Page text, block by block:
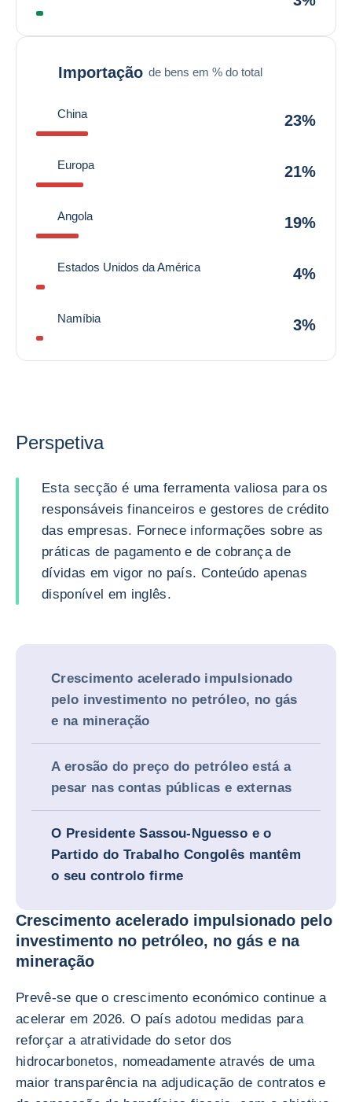
Importação de bens em % do total
China 23%
Europa 21%
Angola 19%
Estados Unidos da América 4%
Namíbia 3%
Perspetiva
Esta secção é uma ferramenta valiosa para os
responsáveis financeiros e gestores de crédito
das empresas. Fornece informações sobre as
práticas de pagamento e de cobrança de
dívidas em vigor no país. Conteúdo apenas
disponível em inglês.
Crescimento acelerado impulsionado
pelo investimento no petróleo, no gás
e na mineração
A erosão do preço do petróleo está a
pesar nas contas públicas e externas
O Presidente Sassou-Nguesso e o
Partido do Trabalho Congolês mantêm
o seu controlo firme
Crescimento acelerado impulsionado pelo
investimento no petróleo, no gás e na
mineração
Prevê-se que o crescimento económico continue a
acelerar em 2026. O país adotou medidas para
reforçar a atratividade do setor dos
hidrocarbonetos, nomeadamente através de uma
maior transparência na adjudicação de contratos e